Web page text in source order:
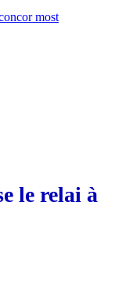
most
le relai à